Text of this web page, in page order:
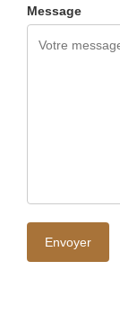
Message